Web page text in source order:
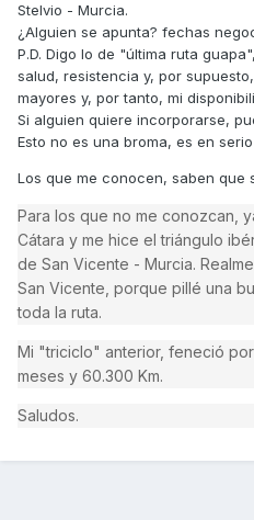
Stelvio - Murcia.
¿Alguien se apunta? fechas
P.D. Digo lo de "última ruta
salud, resistencia y, por
mayores y, por tanto, mi
Si alguien quiere incorporarse,
Esto no es una broma, es en
Los que me conocen, saben que
Para los que no me conozcan,
Cátara y me hice el triángulo
de San Vicente - Murcia.
San Vicente, porque pillé una
toda la ruta.
Mi "triciclo" anterior, feneció
meses y 60.300 Km.
Saludos.